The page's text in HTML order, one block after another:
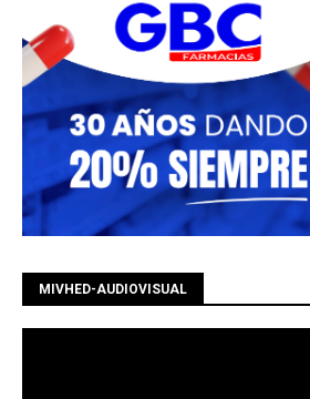
MIVHED-AUDIOVISUAL